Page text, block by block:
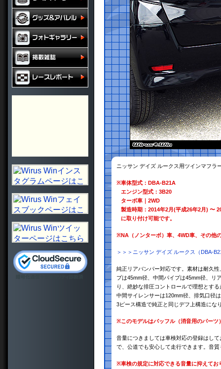
ニッサン デイズ ルークス用ツインマフラ
※車体型式：DBA-B21A
エンジン型式：3B20
ターボ車｜2WD
製造時期：2014年2月(平成26年2月) 〜
に取り付け可能です。
※NA（ノンターボ）車、4WD車、その他
＞＞＞ニッサン デイズ ルークス（DBA-
純正リアバンパー対応です。素材は耐久
プは45mm径、中間パイプは45mm径、リ
り、絶妙な排圧コントロールで理想とす
中間サイレンサーは120mm径、排気口径
3ピース構造で純正と同じデフ上構造にな
※このモデルはバッフル（消音用のパー
音量につきましては車検対応の登録はし
で、公道でも安心して走行できます。音
※車検の規定に対応できる音量に抑えて